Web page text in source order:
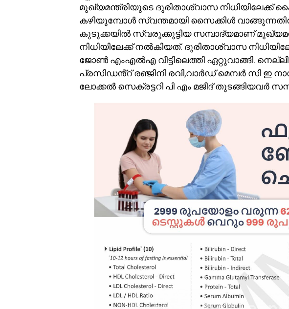
മുഖ്യമന്ത്രിയുടെ ദുരിതാശ്വാസ നിധിയിലേക്ക്
കഴിയുമ്പോൾ സ്വന്തമായി സൈക്കിൾ
കുടുക്കയിൽ സ്വരുക്കൂട്ടിയ സമ്പാദ്യമാണ്
നിധിയിലേക്ക് നൽകിയത്. ദുരിതാശ്വാസ
ജോൺ എംഎൽഎ വീട്ടിലെത്തി ഏറ്റുവാങ്ങി.
പ്രസിഡൻ്റ് രഞ്ജിനി രവി,വാർഡ് മെമ്പർ സി ഇ
ലോക്കൽ സെക്രട്ടറി പി എം മജീദ് തുടങ്ങിയവർ